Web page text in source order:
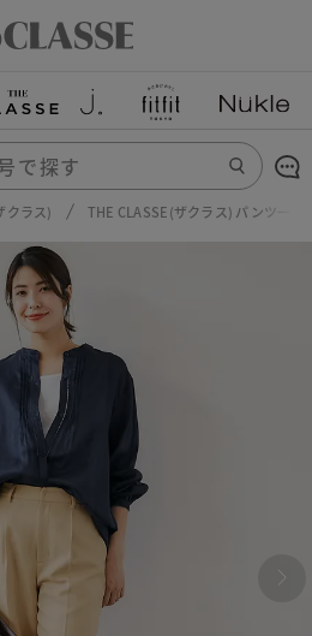
クラス) THE CLASSE(ザクラス) パンツ一覧